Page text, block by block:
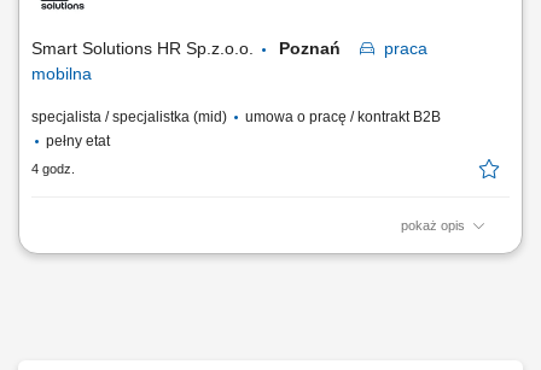
technicznych. Prowadzenie dokumentacji serwisowej oraz
Smart Solutions HR Sp.z.o.o. Poznań
praca
mobilna
specjalista / specjalistka (mid)
umowa o pracę / kontrakt B2B
pełny etat
4 godz.
pokaż opis
Opis stanowiska: Wykonywanie serwisu, konserwacji i napraw urządzeń